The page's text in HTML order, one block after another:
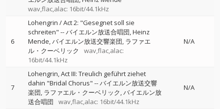
wav,flac,alac: 16bit/44.1kHz
6
Lohengrin / Act 2: "Gesegnet soll sie
schreiten" --バイエルン放送合唱団 Heinz
Mende バイエルン放送交響楽団 ラファエ
ル・クーベリック
wav,flac,alac:
16bit/44.1kHz
N/A
7
Lohengrin, Act III: Treulich geführt ziehet
dahin "Bridal Chorus" --バイエルン放送交響
楽団 ラファエル・クーベリック バイエルン放
送合唱団
wav,flac,alac: 16bit/44.1kHz
N/A